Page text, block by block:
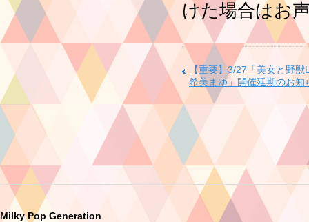
けた場合はお
【重要】3/27「美女と野
希美まゆ」開催延期のお知
Milky Pop Generation